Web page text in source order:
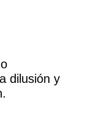
dilusión y